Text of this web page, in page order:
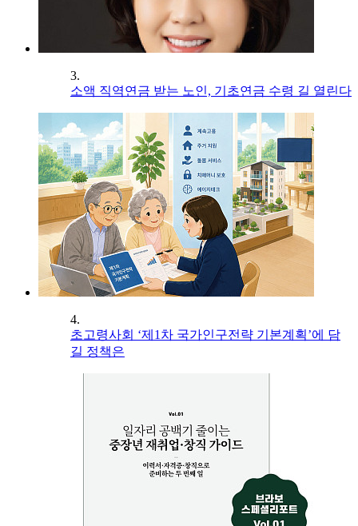
3.
소액 직역연금 받는 노인, 기초연금 수령 길 열린다
4.
초고령사회 ‘제1차 국가인구전략 기본계획’에 담
길 정책은